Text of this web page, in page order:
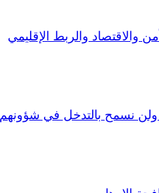
والاقتصاد والربط الإقليمي
ولن نسمح بالتدخل في شؤونهم